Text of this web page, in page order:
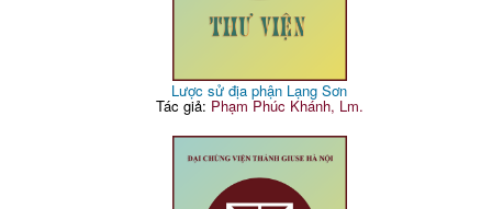
Lược sử địa phận Lạng Sơn
Tác giả: Phạm Phúc Khánh, Lm.